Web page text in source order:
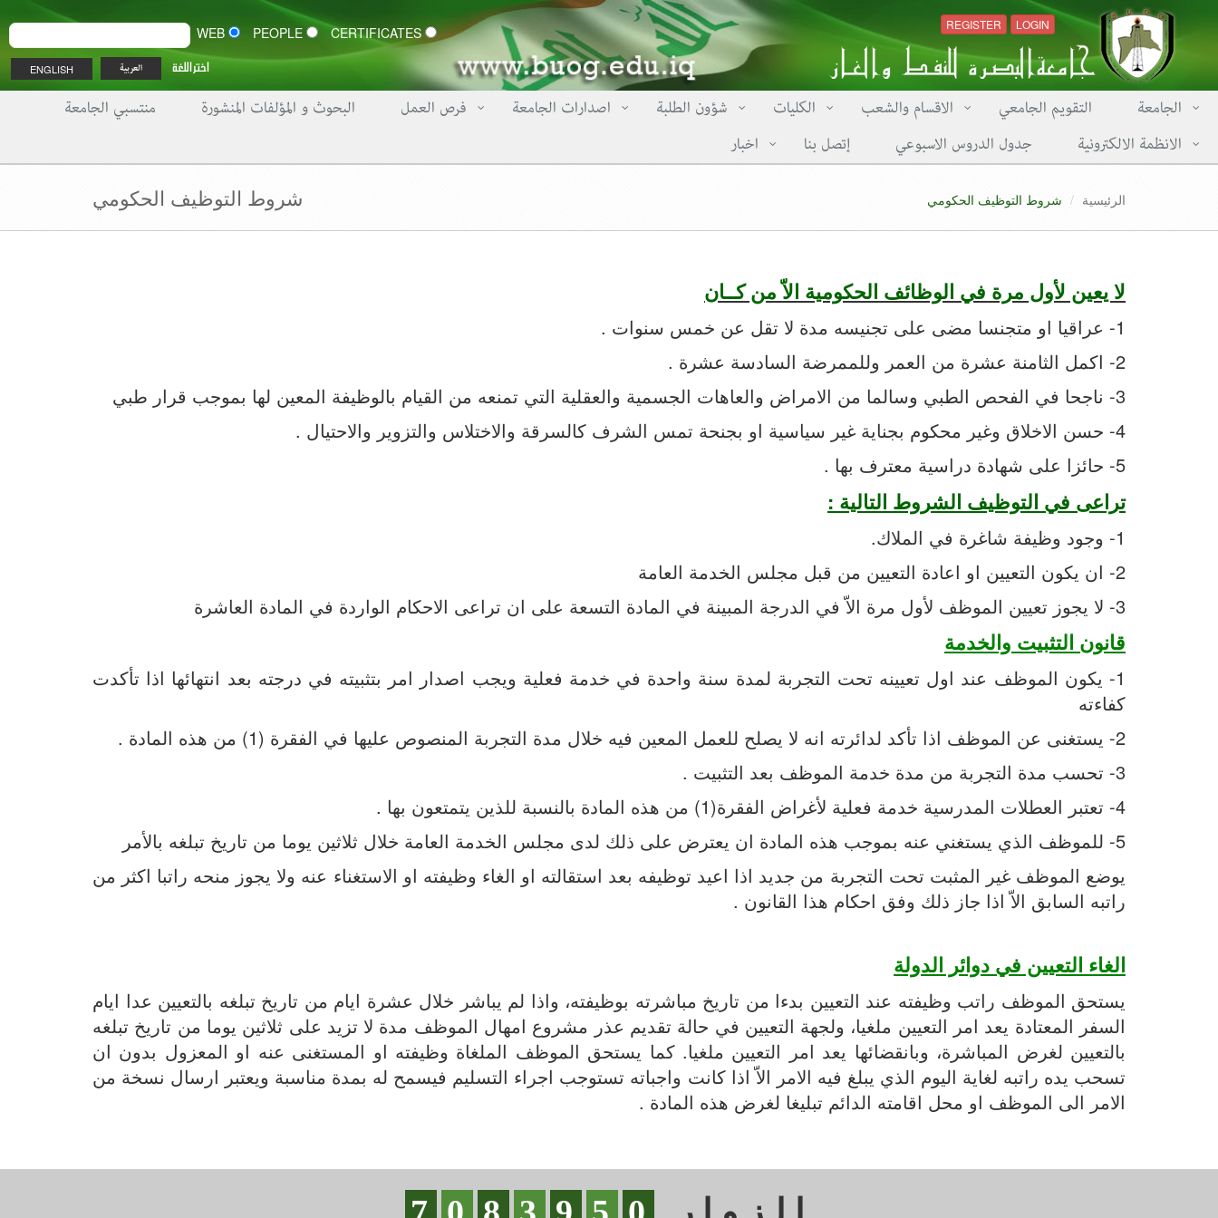
LOGIN
REGISTER
CERTIFICATES
اختر اللغة العربية ENGLISH
الجامعة التقويم الجامعي الاقسام والشعب الكليات شؤون الطلبة اصدارات الجامعة فرص العمل البحوث و المؤلفات المنشورة
منتسبي الجامعة
الانظمة الالكترونية
جدول الدروس الاسبوعي إتصل بنا اخبار
شروط التوظيف الحكومي الرئيسية شروط التوظيف الحكومي
لا يعين لأول مرة في الوظائف الحكومية الاّ من كــان
1- عراقيا او متجنسا مضى على تجنيسه مدة لا تقل عن خمس سنوات .
2- اكمل الثامنة عشرة من العمر وللممرضة السادسة عشرة .
3- ناجحا في الفحص الطبي وسالما من الامراض والعاهات الجسمية والعقلية التي تمنعه من القيام بالوظيفة المعين لها بموجب قرار طبي
4- حسن الاخلاق وغير محكوم بجناية غير سياسية او بجنحة تمس الشرف كالسرقة والاختلاس والتزوير والاحتيال .
5- حائزا على شهادة دراسية معترف بها .
تراعى في التوظيف الشروط التالية :
1- وجود وظيفة شاغرة في الملاك.
2- ان يكون التعيين او اعادة التعيين من قبل مجلس الخدمة العامة
3- لا يجوز تعيين الموظف لأول مرة الاّ في الدرجة المبينة في المادة التسعة على ان تراعى الاحكام الواردة في المادة العاشرة
قانون التثبيت والخدمة
1- يكون الموظف عند اول تعيينه تحت التجربة لمدة سنة واحدة في خدمة فعلية ويجب اصدار امر بتثبيته في درجته بعد انتهائها اذا تأكدت
كفاءته
2- يستغنى عن الموظف اذا تأكد لدائرته انه لا يصلح للعمل المعين فيه خلال مدة التجربة المنصوص عليها في الفقرة (1) من هذه المادة .
3- تحسب مدة التجربة من مدة خدمة الموظف بعد التثبيت .
4- تعتبر العطلات المدرسية خدمة فعلية لأغراض الفقرة(1) من هذه المادة بالنسبة للذين يتمتعون بها .
5- للموظف الذي يستغني عنه بموجب هذه المادة ان يعترض على ذلك لدى مجلس الخدمة العامة خلال ثلاثين يوما من تاريخ تبلغه بالأمر
يوضع الموظف غير المثبت تحت التجربة من جديد اذا اعيد توظيفه بعد استقالته او الغاء وظيفته او الاستغناء عنه ولا يجوز منحه راتبا اكثر من
راتبه السابق الاّ اذا جاز ذلك وفق احكام هذا القانون .
الغاء التعيين في دوائر الدولة
يستحق الموظف راتب وظيفته عند التعيين بدءا من تاريخ مباشرته بوظيفته، واذا لم يباشر خلال عشرة ايام من تاريخ تبلغه بالتعيين عدا ايام
السفر المعتادة يعد امر التعيين ملغيا، ولجهة التعيين في حالة تقديم عذر مشروع امهال الموظف مدة لا تزيد على ثلاثين يوما من تاريخ تبلغه
بالتعيين لغرض المباشرة، وبانقضائها يعد امر التعيين ملغيا. كما يستحق الموظف الملغاة وظيفته او المستغنى عنه او المعزول بدون ان
تسحب يده راتبه لغاية اليوم الذي يبلغ فيه الامر الاّ اذا كانت واجباته تستوجب اجراء التسليم فيسمح له بمدة مناسبة ويعتبر ارسال نسخة من
الامر الى الموظف او محل اقامته الدائم تبليغا لغرض هذه المادة .